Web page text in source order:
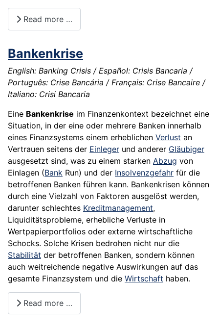
Read more …
Bankenkrise
English: Banking Crisis / Español: Crisis Bancaria /
Português: Crise Bancária / Français: Crise Bancaire /
Italiano: Crisi Bancaria
Eine Bankenkrise im Finanzenkontext bezeichnet eine
Situation, in der eine oder mehrere Banken innerhalb
eines Finanzsystems einem erheblichen Verlust an
Vertrauen seitens der Einleger und anderer Gläubiger
ausgesetzt sind, was zu einem starken Abzug von
Einlagen (Bank Run) und der Insolvenzgefahr für die
betroffenen Banken führen kann. Bankenkrisen können
durch eine Vielzahl von Faktoren ausgelöst werden,
darunter schlechtes Kreditmanagement,
Liquiditätsprobleme, erhebliche Verluste in
Wertpapierportfolios oder externe wirtschaftliche
Schocks. Solche Krisen bedrohen nicht nur die
Stabilität der betroffenen Banken, sondern können
auch weitreichende negative Auswirkungen auf das
gesamte Finanzsystem und die Wirtschaft haben.
Read more …